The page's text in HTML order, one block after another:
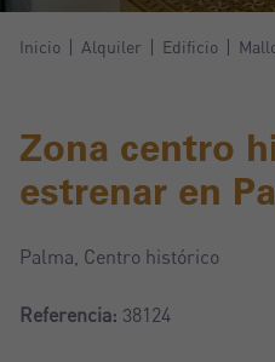
Inicio Alquiler Edificio
Zona centro
estrenar en
Palma, Centro histórico
Referencia: 38124